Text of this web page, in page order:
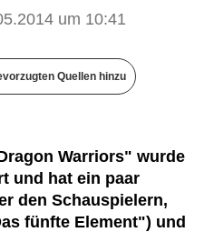
um 10:41
Quellen hinzu
Warriors" wurde
und hat ein paar
den Schauspielern,
fünfte Element") und